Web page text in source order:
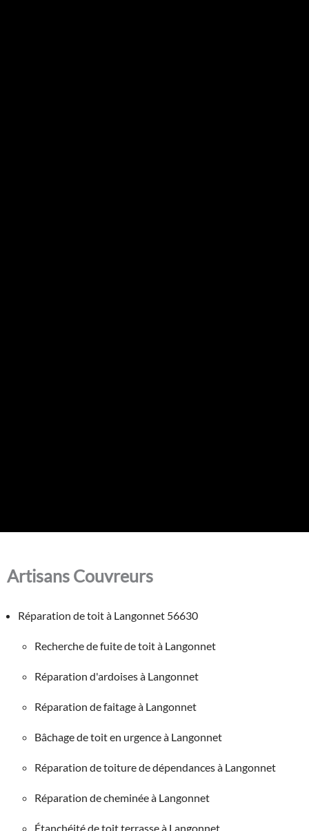
Artisans Couvreurs
Réparation de toit à Langonnet 56630
Recherche de fuite de toit à Langonnet
Réparation d'ardoises à Langonnet
Réparation de faitage à Langonnet
Bâchage de toit en urgence à Langonnet
Réparation de toiture de dépendances à Langonnet
Réparation de cheminée à Langonnet
Étanchéité de toit terrasse à Langonnet